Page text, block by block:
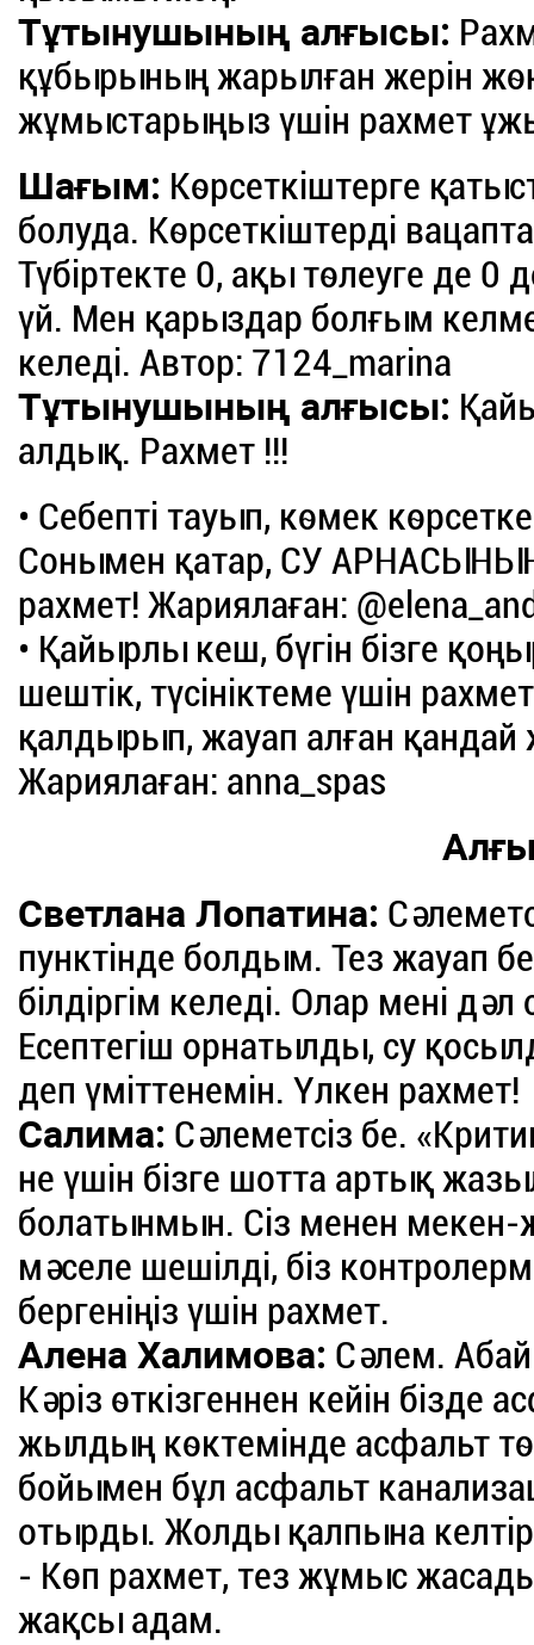
Тұтынушының алғысы:
құбырының жарылған жерін
жұмыстарыңыз үшін рахмет
Шағым: Көрсеткіштерге
болуда. Көрсеткіштерді
Түбіртекте 0, ақы төлеуге де 0
үй. Мен қарыздар болғым
келеді. Автор: 7124_marina
Тұтынушының алғысы:
алдық. Рахмет !!!
• Себепті тауып, көмек
Сонымен қатар, СУ
рахмет! Жариялаған:
• Қайырлы кеш, бүгін бізге
шештік, түсініктеме үшін
қалдырып, жауап алған
Жариялаған: anna_spas
Светлана Лопатина:
пунктінде болдым. Тез жауап
білдіргім келеді. Олар мені
Есептегіш орнатылды, су
деп үміттенемін. Үлкен рахмет!
Салима: Сәлеметсіз бе.
не үшін бізге шотта артық
болатынмын. Сіз менен мекен-
мәселе шешілді, біз
бергеніңіз үшін рахмет.
Алена Халимова: Сәлем.
Кәріз өткізгеннен кейін бізде
жылдың көктемінде асфальт
бойымен бұл асфальт
отырды. Жолды қалпына
- Көп рахмет, тез жұмыс
жақсы адам.